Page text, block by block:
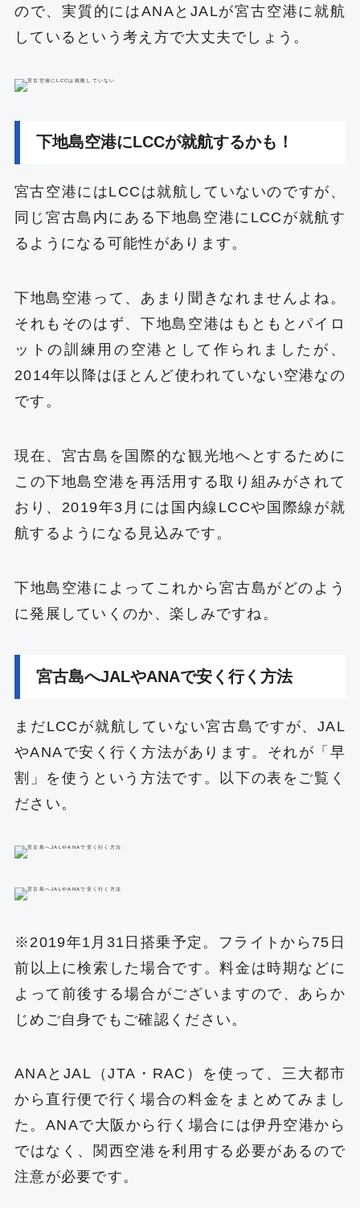
ので、実質的にはANAとJALが宮古空港に就航
しているという考え方で大丈夫でしょう。
下地島空港にLCCが就航するかも！
宮古空港にはLCCは就航していないのですが、
同じ宮古島内にある下地島空港にLCCが就航す
るようになる可能性があります。
下地島空港って、あまり聞きなれませんよね。
それもそのはず、下地島空港はもともとパイロ
ットの訓練用の空港として作られましたが、
2014年以降はほとんど使われていない空港なの
です。
現在、宮古島を国際的な観光地へとするために
この下地島空港を再活用する取り組みがされて
おり、2019年3月には国内線LCCや国際線が就
航するようになる見込みです。
下地島空港によってこれから宮古島がどのよう
に発展していくのか、楽しみですね。
宮古島へJALやANAで安く行く方法
まだLCCが就航していない宮古島ですが、JAL
やANAで安く行く方法があります。それが「早
割」を使うという方法です。以下の表をご覧く
ださい。
※2019年1月31日搭乗予定。フライトから75日
前以上に検索した場合です。料金は時期などに
よって前後する場合がございますので、あらか
じめご自身でもご確認ください。
ANAとJAL（JTA・RAC）を使って、三大都市
から直行便で行く場合の料金をまとめてみまし
た。ANAで大阪から行く場合には伊丹空港から
ではなく、関西空港を利用する必要があるので
注意が必要です。